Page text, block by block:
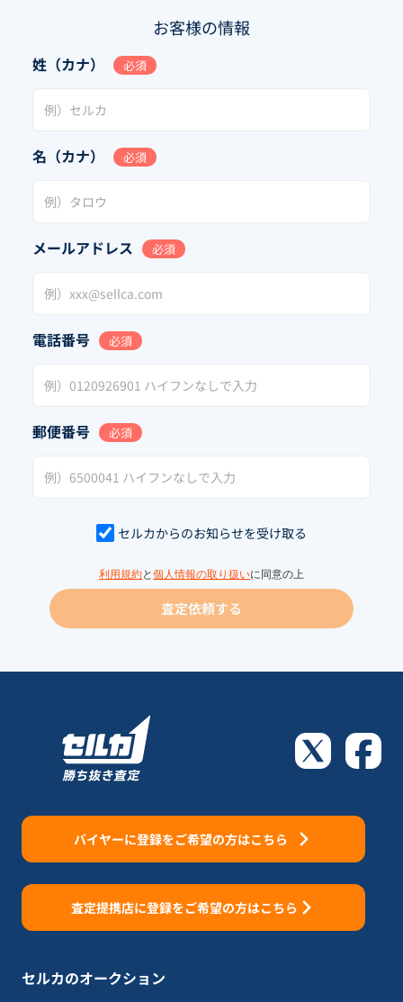
お客様の情報
姓（カナ） 必須
名（カナ） 必須
メールアドレス 必須
電話番号 必須
郵便番号 必須
セルカからのお知らせを受け取る
利用規約と 個人情報の取り扱いに同意の上
査定依頼する
バイヤーに登録をご希望の方はこちら
査定提携店に登録をご希望の方はこちら
セルカのオークション